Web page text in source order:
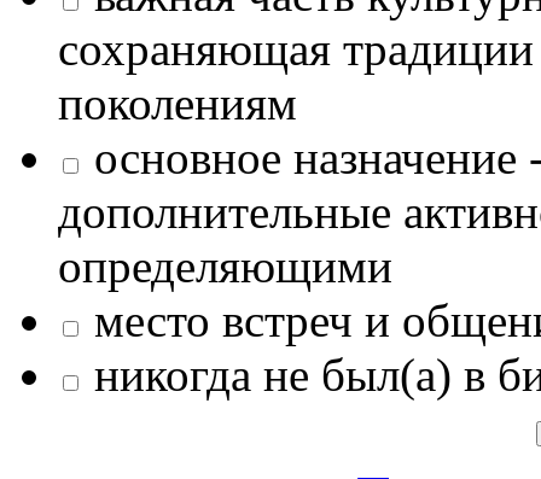
сохраняющая
поколениям
основное назначение
дополнительные
определяющими
место встреч и
никогда не был(а) в